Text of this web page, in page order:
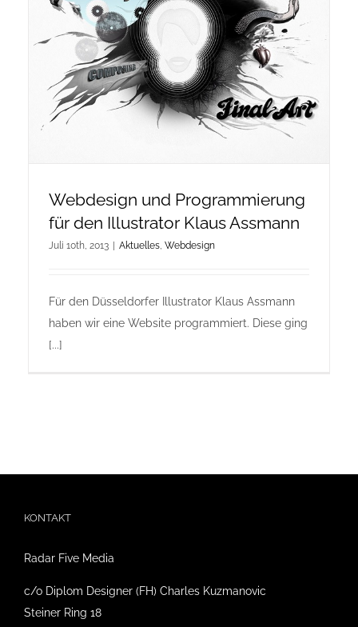
Onlineshop Angebote
Newsletter
Kontakt
Impressum
Webdesign und Programmierung
für den Illustrator Klaus Assmann
Juli 10th, 2013 Aktuelles, Webdesign
Für den Düsseldorfer Illustrator Klaus Assmann
haben wir eine Website programmiert. Diese ging
[...]
KONTAKT
Radar Five Media
c/o Diplom Designer (FH) Charles Kuzmanovic
Steiner Ring 18